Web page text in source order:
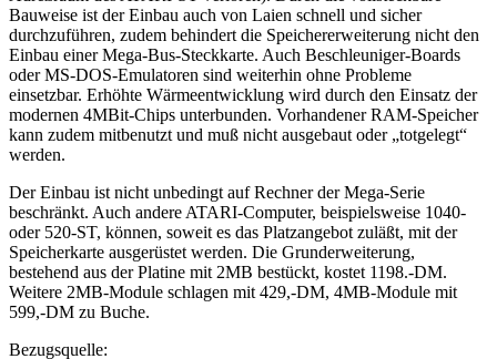
Bauweise ist der Einbau auch von Laien schnell und sicher
durchzuführen, zudem behindert die Speichererweiterung nicht den
Einbau einer Mega-Bus-Steckkarte. Auch Beschleuniger-Boards
oder MS-DOS-Emulatoren sind weiterhin ohne Probleme
einsetzbar. Erhöhte Wärmeentwicklung wird durch den Einsatz der
modernen 4MBit-Chips unterbunden. Vorhandener RAM-Speicher
kann zudem mitbenutzt und muß nicht ausgebaut oder „totgelegt“
werden.
Der Einbau ist nicht unbedingt auf Rechner der Mega-Serie
beschränkt. Auch andere ATARI-Computer, beispielsweise 1040-
oder 520-ST, können, soweit es das Platzangebot zuläßt, mit der
Speicherkarte ausgerüstet werden. Die Grunderweiterung,
bestehend aus der Platine mit 2MB bestückt, kostet 1198.-DM.
Weitere 2MB-Module schlagen mit 429,-DM, 4MB-Module mit
599,-DM zu Buche.
Bezugsquelle: